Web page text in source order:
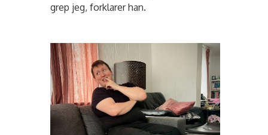
grep jeg, forklarer han.